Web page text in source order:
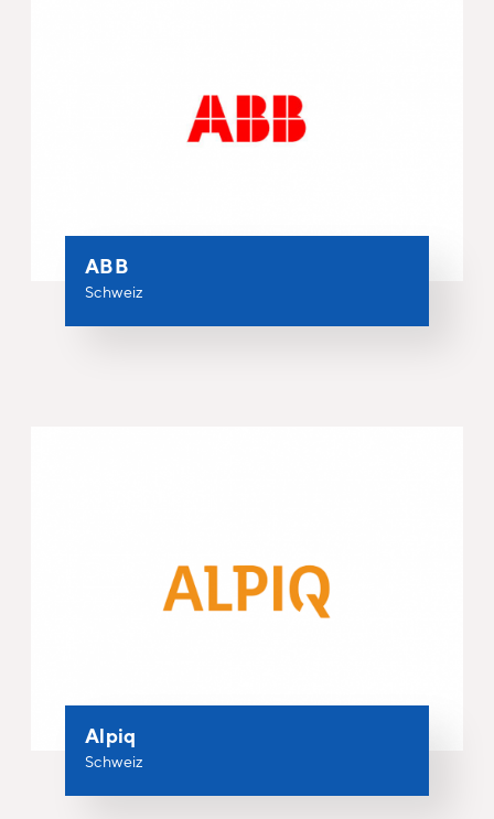
ABB
Schweiz
Alpiq
Schweiz